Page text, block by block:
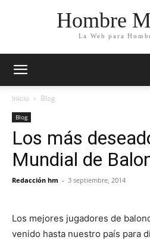
Hombre
La Web para
Inicio Blog
Blog
Los más
Mundial de
Redacción hm - 3 septiembre, 2014
Los mejores jugadores de
venido hasta nuestro país para